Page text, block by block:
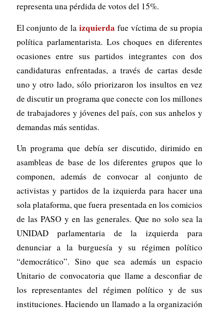
representa una pérdida de votos del 15%.
El conjunto de la izquierda fue víctima de su propia
política parlamentarista. Los choques en diferentes
ocasiones entre sus partidos integrantes con dos
candidaturas enfrentadas, a través de cartas desde
uno y otro lado, sólo priorizaron los insultos en vez
de discutir un programa que conecte con los millones
de trabajadores y jóvenes del país, con sus anhelos y
demandas más sentidas.
Un programa que debía ser discutido, dirimido en
asambleas de base de los diferentes grupos que lo
componen, además de convocar al conjunto de
activistas y partidos de la izquierda para hacer una
sola plataforma, que fuera presentada en los comicios
de las PASO y en las generales. Que no solo sea la
UNIDAD parlamentaria de la izquierda para
denunciar a la burguesía y su régimen político
“democrático”. Sino que sea además un espacio
Unitario de convocatoria que llame a desconfiar de
los representantes del régimen político y de sus
instituciones. Haciendo un llamado a la organización